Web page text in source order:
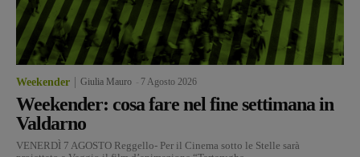
Weekender Giulia Mauro 7 Agosto 2026
Weekender: cosa fare nel fine settimana in
Valdarno
VENERDÌ 7 AGOSTO Reggello- Per il Cinema sotto le Stelle sarà